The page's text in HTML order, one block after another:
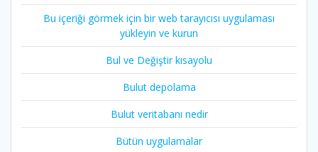
Bu içeriği görmek için bir web tarayıcısı uygulaması
yükleyin ve kurun
Bul ve Değiştir kısayolu
Bulut depolama
Bulut veritabanı nedir
Bütün uygulamalar